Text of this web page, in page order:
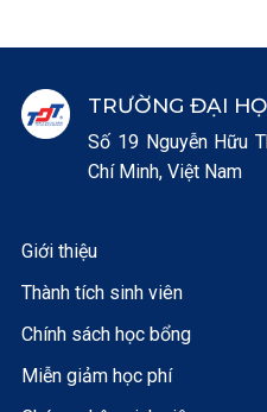
TRƯỜNG ĐẠI
Số 19 Nguyễn Hữu
Chí Minh, Việt Nam
Giới thiệu
Thành tích sinh viên
Chính sách học bổng
Miễn giảm học phí